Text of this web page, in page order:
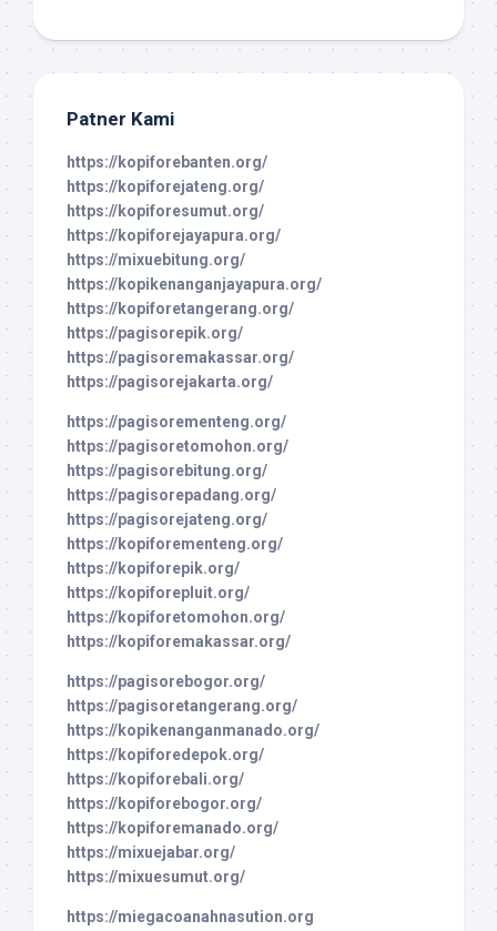
Patner Kami
https://kopiforebanten.org/
https://kopiforejateng.org/
https://kopiforesumut.org/
https://kopiforejayapura.org/
https://mixuebitung.org/
https://kopikenanganjayapura.org/
https://kopiforetangerang.org/
https://pagisorepik.org/
https://pagisoremakassar.org/
https://pagisorejakarta.org/
https://pagisorementeng.org/
https://pagisoretomohon.org/
https://pagisorebitung.org/
https://pagisorepadang.org/
https://pagisorejateng.org/
https://kopiforementeng.org/
https://kopiforepik.org/
https://kopiforepluit.org/
https://kopiforetomohon.org/
https://kopiforemakassar.org/
https://pagisorebogor.org/
https://pagisoretangerang.org/
https://kopikenanganmanado.org/
https://kopiforedepok.org/
https://kopiforebali.org/
https://kopiforebogor.org/
https://kopiforemanado.org/
https://mixuejabar.org/
https://mixuesumut.org/
https://miegacoanahnasution.org